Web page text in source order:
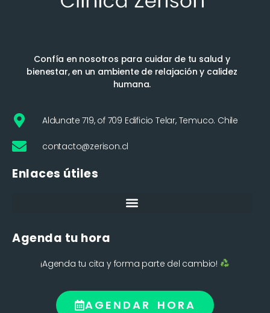
Confía en nosotros para cuidar de tu salud y
bienestar, en un ambiente de relajación y calidez
humana.
Aldunate 719, of 709 Edificio Telar, Temuco. Chile
contacto@zerison.cl
Enlaces útiles
Agenda tu hora
¡Agenda tu cita y forma parte del cambio!
AGENDAR HORA